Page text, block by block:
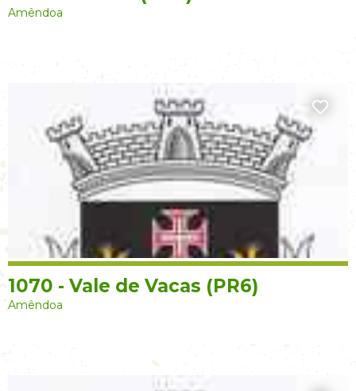
Amêndoa
1070 - Vale de Vacas (PR6)
Amêndoa